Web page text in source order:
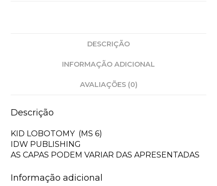
DESCRIÇÃO
INFORMAÇÃO ADICIONAL
AVALIAÇÕES (0)
Descrição
KID LOBOTOMY (MS 6)
IDW PUBLISHING
AS CAPAS PODEM VARIAR DAS APRESENTADAS
Informação adicional